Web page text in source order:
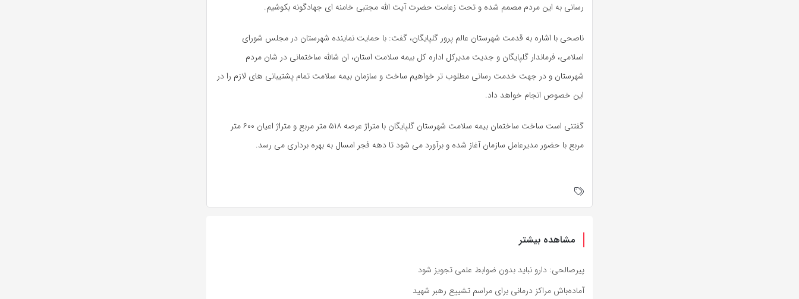
رسانی به این مردم مصمم شده و تحت زعامت حضرت آیت الله مجتبی خامنه ای جهادگونه بکوشیم.
ناصحی با اشاره به قدمت شهرستان عالم پرور گلپایگان، گفت: با حمایت نماینده شهرستان در مجلس شورای
اسلامی، فرماندار گلپایگان و جدیت مدیرکل اداره کل بیمه سلامت استان، ان شالله ساختمانی در شان مردم
شهرستان و در جهت خدمت رسانی مطلوب تر خواهیم ساخت و سازمان بیمه سلامت تمام پشتیبانی های لازم را در
این خصوص انجام خواهد داد.
گفتنی است ساخت ساختمان بیمه سلامت شهرستان گلپایگان با متراژ عرصه ۵۱۸ متر مربع و متراژ اعیان ۶۰۰ متر
مربع با حضور مدیرعامل سازمان آغاز شده و برآورد می شود تا دهه فجر امسال به بهره برداری می رسد.
مشاهده بیشتر
پیرصالحی: دارو نباید بدون ضوابط علمی تجویز شود
آماده‌باش مراکز درمانی برای مراسم تشییع رهبر شهید